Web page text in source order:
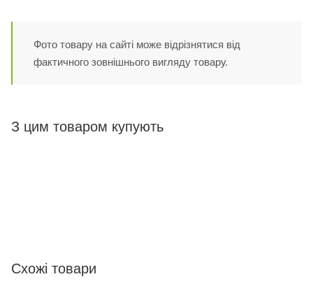
Фото товару на сайті може відрізнятися від
фактичного зовнішнього вигляду товару.
З цим товаром купують
Схожі товари